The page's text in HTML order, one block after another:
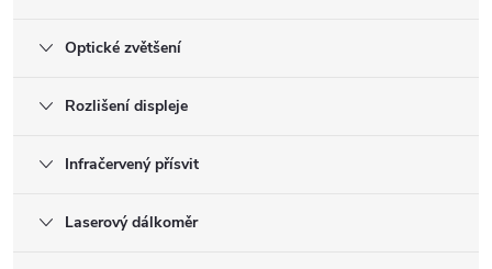
Optické zvětšení
Rozlišení displeje
Infračervený přísvit
Laserový dálkoměr